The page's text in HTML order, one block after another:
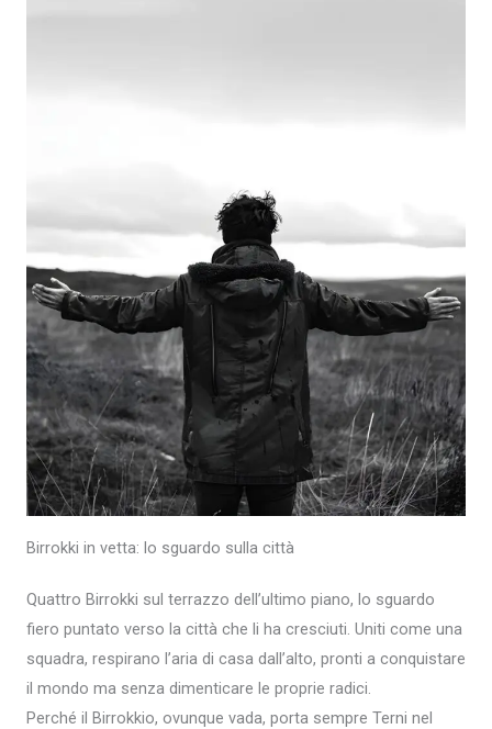
Birrokki in vetta: lo sguardo sulla città
Quattro Birrokki sul terrazzo dell’ultimo piano, lo sguardo
fiero puntato verso la città che li ha cresciuti. Uniti come una
squadra, respirano l’aria di casa dall’alto, pronti a conquistare
il mondo ma senza dimenticare le proprie radici.
Perché il Birrokkio, ovunque vada, porta sempre Terni nel